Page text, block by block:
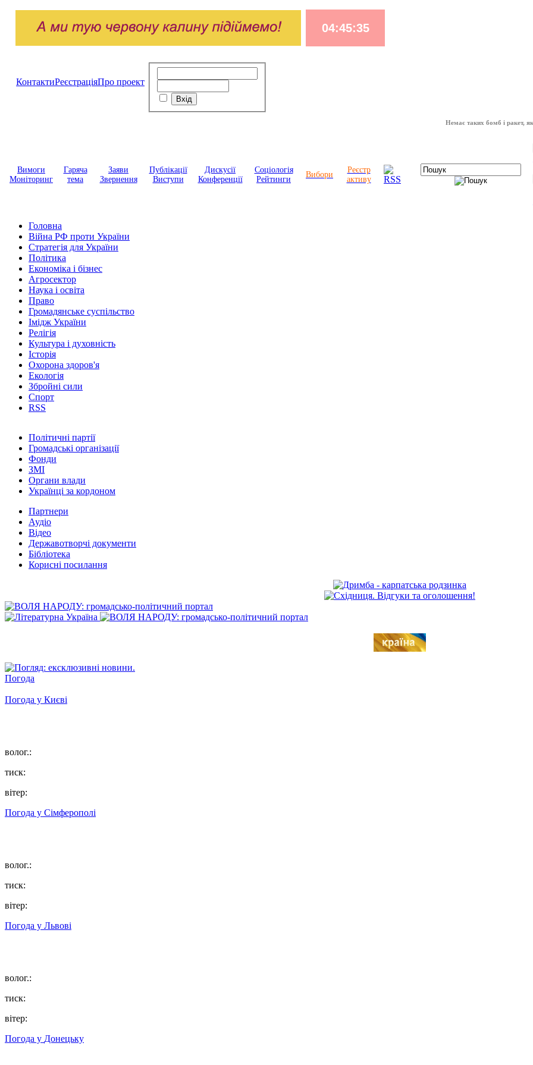
КонтактиРеєстраціяПро проект
Немає таких бомб і ракет, які
Вимоги
Моніторинг
Гаряча
тема
Заяви
Звернення
Публікації
Виступи
Дискусії
Конференції
Соціологія
Рейтинги
Вибори
Реєстр
активу
Головна
Війна РФ проти України
Стратегія для України
Політика
Економіка і бізнес
Агросектор
Наука і освіта
Право
Громадянське суспільство
Імідж України
Релігія
Культура і духовність
Історія
Охорона здоров'я
Екологія
Збройні сили
Спорт
RSS
Політичні партії
Громадські організації
Фонди
ЗМІ
Органи влади
Українці за кордоном
Партнери
Аудіо
Відео
Державотворчі документи
Бібліотека
Корисні посилання
Погода
Погода у Києві
волог.:
тиск:
вітер:
Погода у Сімферополі
волог.:
тиск:
вітер:
Погода у Львові
волог.:
тиск:
вітер:
Погода у Донецьку